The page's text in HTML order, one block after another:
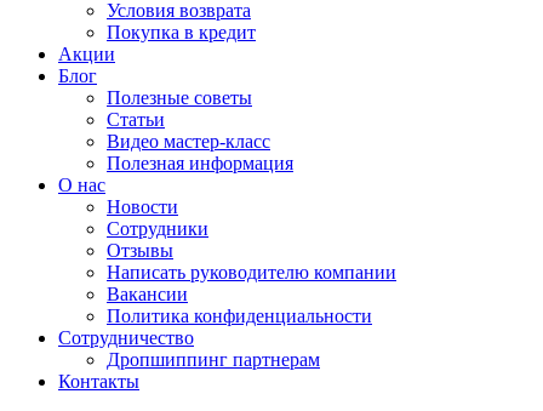
Условия возврата
Покупка в кредит
Акции
Блог
Полезные советы
Статьи
Видео мастер-класс
Полезная информация
О нас
Новости
Сотрудники
Отзывы
Написать руководителю компании
Вакансии
Политика конфиденциальности
Сотрудничество
Дропшиппинг партнерам
Контакты